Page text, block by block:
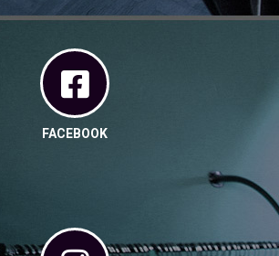
FACEBOOK